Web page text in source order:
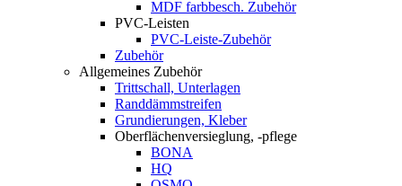
MDF farbbesch. Zubehör
PVC-Leisten
PVC-Leiste-Zubehör
Zubehör
Allgemeines Zubehör
Trittschall, Unterlagen
Randdämmstreifen
Grundierungen, Kleber
Oberflächenversieglung, -pflege
BONA
HQ